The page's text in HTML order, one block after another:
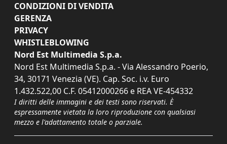
CONDIZIONI DI VENDITA
GERENZA
PRIVACY
WHISTLEBLOWING
Nord Est Multimedia S.p.a.
Nord Est Multimedia S.p.a. - Via Alessandro Poerio,
34, 30171 Venezia (VE). Cap. Soc. i.v. Euro
1.432.522,00 C.F. 05412000266 e REA VE-454332
I diritti delle immagini e dei testi sono riservati. È
espressamente vietata la loro riproduzione con qualsiasi
mezzo e l'adattamento totale o parziale.